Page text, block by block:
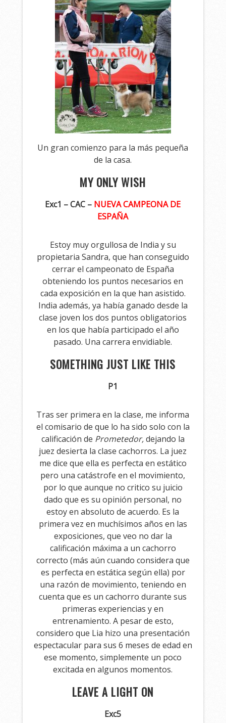
Un gran comienzo para la más pequeña
de la casa.
MY ONLY WISH
Exc1 – CAC – NUEVA CAMPEONA DE
ESPAÑA
Estoy muy orgullosa de India y su
propietaria Sandra, que han conseguido
cerrar el campeonato de España
obteniendo los puntos necesarios en
cada exposición en la que han asistido.
India además, ya había ganado desde la
clase joven los dos puntos obligatorios
en los que había participado el año
pasado. Una carrera envidiable.
SOMETHING JUST LIKE THIS
P1
Tras ser primera en la clase, me informa
el comisario de que lo ha sido solo con la
calificación de Prometedor,dejando la
juez desierta la clase cachorros. La juez
me dice que ella es perfecta en estático
pero una catástrofe en el movimiento,
por lo que aunque no critico su juicio
dado que es su opinión personal, no
estoy en absoluto de acuerdo. Es la
primera vez en muchísimos años en las
exposiciones, que veo no dar la
calificación máxima a un cachorro
correcto (más aún cuando considera que
es perfecta en estática según ella) por
una razón de movimiento, teniendo en
cuenta que es un cachorro durante sus
primeras experiencias y en
entrenamiento. A pesar de esto,
considero que Lia hizo una presentación
espectacular para sus 6 meses de edad en
ese momento, simplemente un poco
excitada en algunos momentos.
LEAVE A LIGHT ON
Exc5